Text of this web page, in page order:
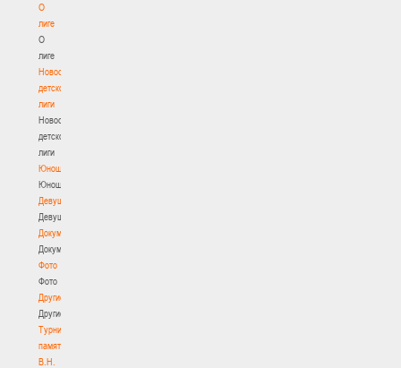
О
лиге
О
лиге
Новости
детской
лиги
Новости
детской
лиги
Юноши
Юноши
Девушки
Девушки
Документы
Документы
Фото
Фото
Другие
Другие
Турнир
памяти
В.Н.